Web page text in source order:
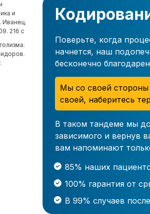
и
Иванец.
216 с
Поверьте, когда
начнется, наш
бесконечно
Мы со своей
своей, наберитесь
В таком тандеме мы
зависимого и вернув
вам напоминают
85% наших
100% гарантия от
В 99% случаев